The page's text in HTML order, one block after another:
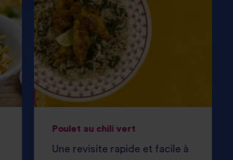
Poulet au chili vert
Une revisite rapide et facile à